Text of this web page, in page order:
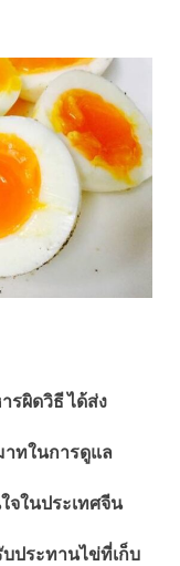
รผิดวิธี ได้ส่ง
ทในการดูแล
จในประเทศจีน
บประทานไข่ที่เก็บ